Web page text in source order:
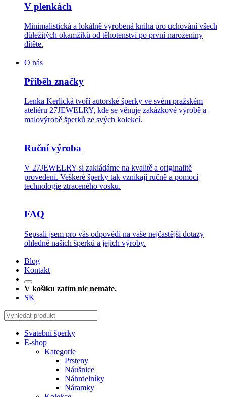
V plenkách
Minimalistická a lokálně vyrobená kniha pro uchování všech
důležitých okamžiků od těhotenství po první narozeniny
dítěte.
O nás
Příběh značky
Lenka Kerlická tvoří autorské šperky ve svém pražském
ateliéru 27JEWELRY, kde se věnuje zakázkové výrobě a
malovýrobě šperků ze svých kolekcí.
Ruční výroba
V 27JEWELRY si zakládáme na kvalitě a originalitě
provedení. Veškeré šperky tak vznikají ručně a pomocí
technologie ztraceného vosku.
FAQ
Sepsali jsem pro vás odpovědi na vaše nejčastější dotazy
ohledně našich šperků a jejich výroby.
Blog
Kontakt
V košíku zatím nic nemáte.
SK
Svatební šperky
E-shop
Kategorie
Prsteny
Náušnice
Náhrdelníky
Náramky